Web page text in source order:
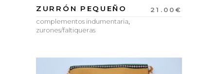
ZURRÓN PEQUEÑO 21.00€
complementos indumentaria,
zurones/faltiqueras